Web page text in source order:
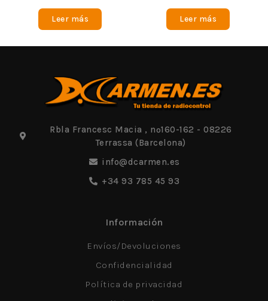
Leer más Leer más
Rbla Francesc Macia , nº160-162 - 08226
Terrassa (Barcelona)
info@dcarmen.es
+34 93 785 45 93
Información
Envíos/Devoluciones
Confidencialidad
Política de privacidad